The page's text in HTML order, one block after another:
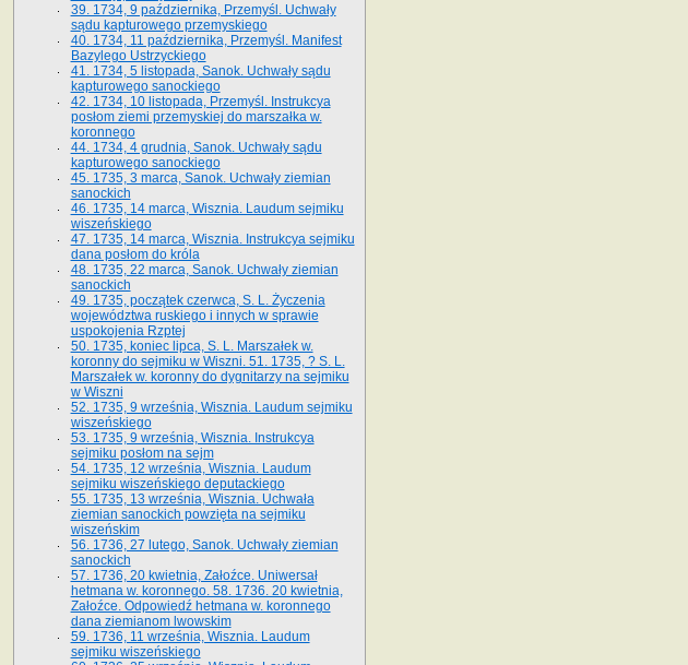
39. 1734, 9 października, Przemyśl. Uchwały
sądu kapturowego przemyskiego
40. 1734, 11 października, Przemyśl. Manifest
Bazylego Ustrzyckiego
41. 1734, 5 listopada, Sanok. Uchwały sądu
kapturowego sanockiego
42. 1734, 10 listopada, Przemyśl. Instrukcya
posłom ziemi przemyskiej do marszałka w.
koronnego
44. 1734, 4 grudnia, Sanok. Uchwały sądu
kapturowego sanockiego
45. 1735, 3 marca, Sanok. Uchwały ziemian
sanockich
46. 1735, 14 marca, Wisznia. Laudum sejmiku
wiszeńskiego
47. 1735, 14 marca, Wisznia. Instrukcya sejmiku
dana posłom do króla
48. 1735, 22 marca, Sanok. Uchwały ziemian
sanockich
49. 1735, początek czerwca, S. L. Życzenia
województwa ruskiego i innych w sprawie
uspokojenia Rzptej
50. 1735, koniec lipca, S. L. Marszałek w.
koronny do sejmiku w Wiszni. 51. 1735, ? S. L.
Marszałek w. koronny do dygnitarzy na sejmiku
w Wiszni
52. 1735, 9 września, Wisznia. Laudum sejmiku
wiszeńskiego
53. 1735, 9 września, Wisznia. Instrukcya
sejmiku posłom na sejm
54. 1735, 12 września, Wisznia. Laudum
sejmiku wiszeńskiego deputackiego
55. 1735, 13 września, Wisznia. Uchwała
ziemian sanockich powzięta na sejmiku
wiszeńskim
56. 1736, 27 lutego, Sanok. Uchwały ziemian
sanockich
57. 1736, 20 kwietnia, Załoźce. Uniwersał
hetmana w. koronnego. 58. 1736. 20 kwietnia,
Załoźce. Odpowiedź hetmana w. koronnego
dana ziemianom lwowskim
59. 1736, 11 września, Wisznia. Laudum
sejmiku wiszeńskiego